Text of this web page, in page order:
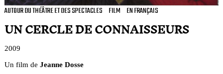
AUTOUR DU THÉÂTRE ET DES SPECTACLES FILM EN FRANÇAIS
UN CERCLE DE CONNAISSEURS
2009
Un film de Jeanne Dosse